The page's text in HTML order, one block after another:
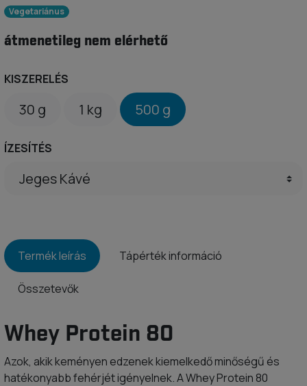
Vegetariánus
átmenetileg nem elérhető
KISZERELÉS
30 g 1 kg 500 g
ÍZESÍTÉS
Termék leírás Tápérték információ
Összetevők
Whey Protein 80
Azok, akik keményen edzenek kiemelkedő minőségű és
hatékonyabb fehérjét igényelnek. A Whey Protein 80